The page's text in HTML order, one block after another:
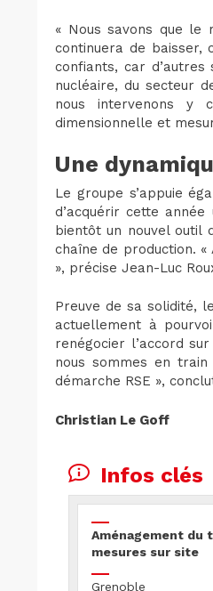
« Nous savons que le
continuera de baisser,
confiants, car
nucléaire, du secteur
nous intervenons y
dimensionnelle et
Une
Le groupe s’appuie
d’acquérir cette
bientôt un nouvel outil
chaîne de production.
», précise Jean-Luc
Preuve de sa solidité,
actuellement à
renégocier l’accord
nous sommes en
démarche RSE »,
Christian Le Goff
Infos clés
Aménagement du
mesures sur site
Grenoble